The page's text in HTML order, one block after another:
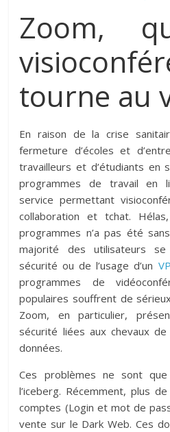
Zoom,
tourne au
En raison de la crise
fermeture d’écoles et
travailleurs et d’étudiants en
programmes de travail en
service permettant
collaboration et tchat.
programmes n’a pas été
majorité des utilisateurs
sécurité ou de l’usage d’un
programmes de
populaires souffrent de
Zoom, en particulier,
sécurité liées aux chevaux
données.
Ces problèmes ne sont
l’iceberg. Récemment, plus
comptes (Login et mot de
vente sur le Dark Web. Ces